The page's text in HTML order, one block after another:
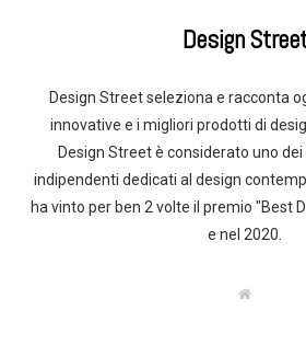
Design
Design Street seleziona e racconta
innovative e i migliori prodotti di
Design Street è considerato uno
indipendenti dedicati al design
ha vinto per ben 2 volte il premio "Best
e nel 2020.
W